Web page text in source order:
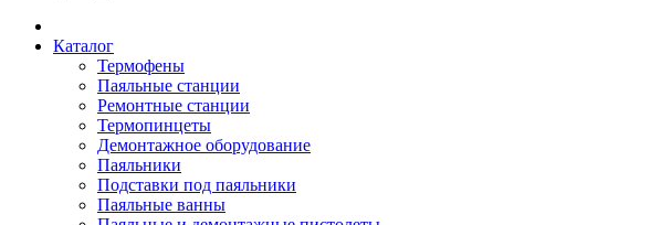
Каталог
Термофены
Паяльные станции
Ремонтные станции
Термопинцеты
Демонтажное оборудование
Паяльники
Подставки под паяльники
Паяльные ванны